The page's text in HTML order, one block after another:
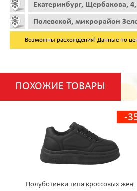
Екатеринбург, Щербакова,
Полевской, микрорайон
Возможны расхождения! Данные по
ПОХОЖИЕ ТОВАРЫ
-
Полуботинки типа кроссовых жен